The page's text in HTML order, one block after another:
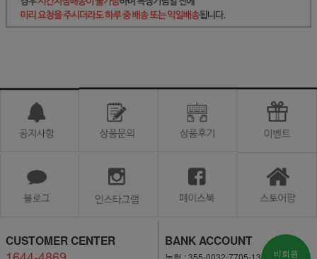
CUSTOMER CENTER BANK ACCOUNT
농협 : 355-0032-7705-13
비회원